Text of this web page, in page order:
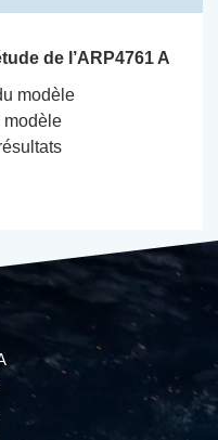
de l’ARP4761 A
modèle
modèle